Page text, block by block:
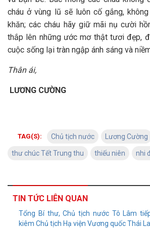
cháu ở vùng lũ sẽ luôn cố gắng,
khăn; các cháu hãy giữ mãi nụ cười
thắp lên những ước mơ thật tươi đẹp,
cuộc sống lại tràn ngập ánh sáng và
Thân ái,
LƯƠNG CƯỜNG
TAG(S): Chủ tịch nước Lương Cường
thư chúc Tết Trung thu thiếu niên nhi
TIN TỨC LIÊN QUAN
Tổng Bí thư, Chủ tịch nước Tô Lâm
kiêm Chủ tịch Hạ viện Vương quốc Thái